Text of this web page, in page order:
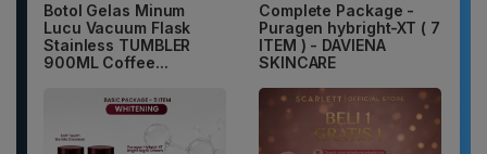
Botol Gelas Minum
Lucu Vacuum Flask
Stainless TUMBLER
900ML Coffee...
Complete Package -
Puragen hybright-XT ( 7
ITEM ) - DAVIENA
SKINCARE